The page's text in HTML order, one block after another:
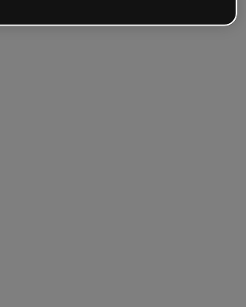
bleiben Hast du dein Passwort vergessen?